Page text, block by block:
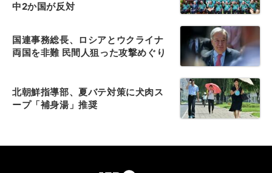
中2か国が反対
国連事務総長、ロシアとウクライナ
両国を非難 民間人狙った攻撃めぐり
北朝鮮指導部、夏バテ対策に犬肉ス
ープ「補身湯」推奨